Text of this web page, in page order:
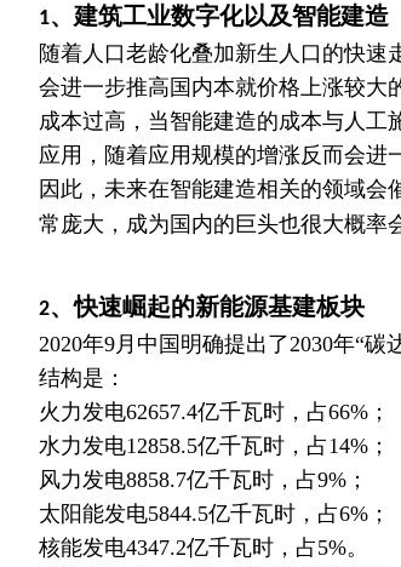
1、建筑工业数字化以及智能建造
随着人口老龄化叠加新生人口的快速
会进一步推高国内本就价格上涨较大
成本过高，当智能建造的成本与人
应用，随着应用规模的增涨反而会进
因此，未来在智能建造相关的领域
常庞大，成为国内的巨头也很大概率
2、快速崛起的新能源基建板块
2020年9月中国明确提出了2030年“碳
结构是：
火力发电62657.4亿千瓦时，占66%；
水力发电12858.5亿千瓦时，占14%；
风力发电8858.7亿千瓦时，占9%；
太阳能发电5844.5亿千瓦时，占6%；
核能发电4347.2亿千瓦时，占5%。